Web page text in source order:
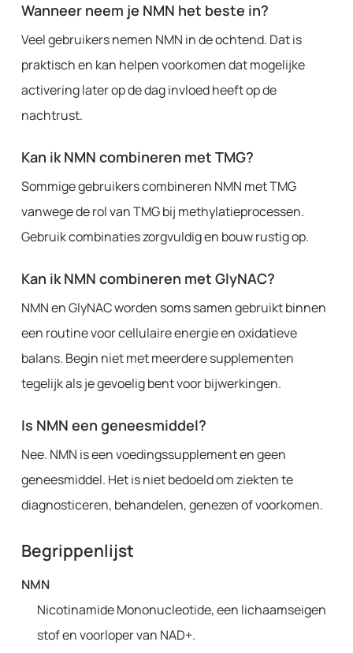
Wanneer neem je NMN het beste in?
Veel gebruikers nemen NMN in de ochtend. Dat is
praktisch en kan helpen voorkomen dat mogelijke
activering later op de dag invloed heeft op de
nachtrust.
Kan ik NMN combineren met TMG?
Sommige gebruikers combineren NMN met TMG
vanwege de rol van TMG bij methylatieprocessen.
Gebruik combinaties zorgvuldig en bouw rustig op.
Kan ik NMN combineren met GlyNAC?
NMN en GlyNAC worden soms samen gebruikt binnen
een routine voor cellulaire energie en oxidatieve
balans. Begin niet met meerdere supplementen
tegelijk als je gevoelig bent voor bijwerkingen.
Is NMN een geneesmiddel?
Nee. NMN is een voedingssupplement en geen
geneesmiddel. Het is niet bedoeld om ziekten te
diagnosticeren, behandelen, genezen of voorkomen.
Begrippenlijst
NMN
Nicotinamide Mononucleotide, een lichaamseigen
stof en voorloper van NAD+.